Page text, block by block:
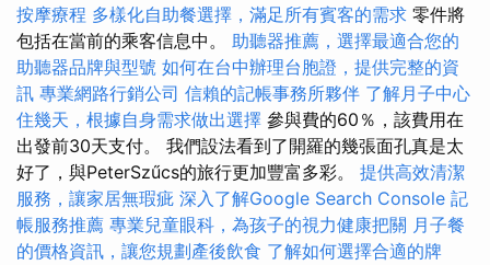
按摩療程 多樣化自助餐選擇，滿足所有賓客的需求 零件將
包括在當前的乘客信息中。 助聽器推薦，選擇最適合您的
助聽器品牌與型號 如何在台中辦理台胞證，提供完整的資
訊 專業網路行銷公司 信賴的記帳事務所夥伴 了解月子中心
住幾天，根據自身需求做出選擇 參與費的60％，該費用在
出發前30天支付。 我們設法看到了開羅的幾張面孔真是太
好了，與PeterSzűcs的旅行更加豐富多彩。 提供高效清潔
服務，讓家居無瑕疵 深入了解Google Search Console 記
帳服務推薦 專業兒童眼科，為孩子的視力健康把關 月子餐
的價格資訊，讓您規劃產後飲食 了解如何選擇合適的牌